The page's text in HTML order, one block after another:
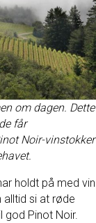
om dagen. Dette
får
Noir-vinstokker
holdt på med vin
alltid si at røde
god Pinot Noir.